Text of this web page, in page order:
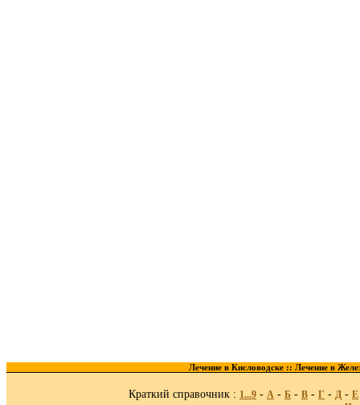
Лечение в Кисловодске :: Лечение в
Краткий справочник : 1...9 - A - Б - В - Г - Д - Е